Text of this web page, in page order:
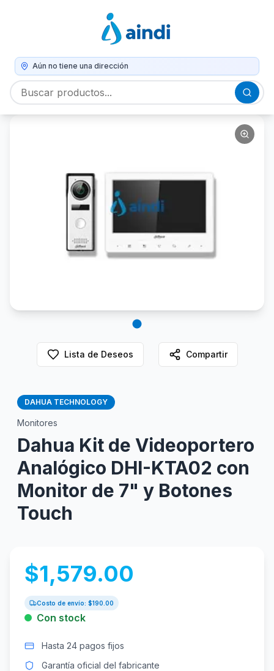
Aún no tiene una dirección
Lista de Deseos Compartir
DAHUA TECHNOLOGY
Monitores
Dahua Kit de Videoportero
Analógico DHI-KTA02 con
Monitor de 7" y Botones
Touch
$1,579.00
Costo de envío: $190.00
Con stock
Hasta 24 pagos fijos
Garantía oficial del fabricante